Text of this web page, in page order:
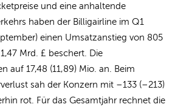
und eine anhaltende
haben der Billigairline im Q1
einen Umsatzanstieg von 805
Mrd. £ beschert. Die
auf 17,48 (11,89) Mio. an. Beim
sah der Konzern mit –133 (–213)
rot. Für das Gesamtjahr rechnet die